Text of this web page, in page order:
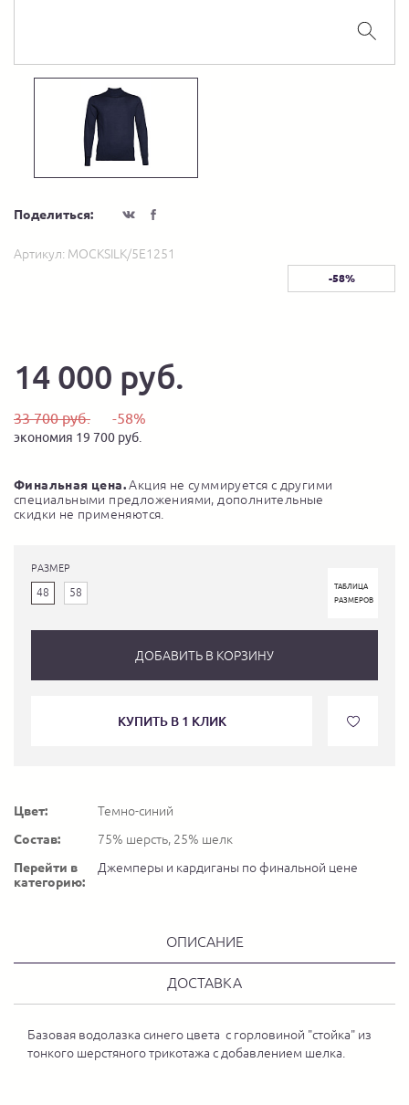
Поделиться:
Артикул: MOCKSILK/5E1251
-58%
14 000 руб.
33 700 руб. -58%
экономия 19 700 руб.
Финальная цена.Акция не суммируется с другими
специальными предложениями, дополнительные
скидки не применяются.
РАЗМЕР
48 58
ТАБЛИЦА
РАЗМЕРОВ
ДОБАВИТЬ В КОРЗИНУ
КУПИТЬ В 1 КЛИК
Цвет:
Темно-синий
Состав:
75% шерсть, 25% шелк
Перейти в
категорию:
Джемперы и кардиганы по финальной цене
ОПИСАНИЕ
ДОСТАВКА
Базовая водолазка синего цвета с горловиной "стойка" из
тонкого шерстяного трикотажа с добавлением шелка.